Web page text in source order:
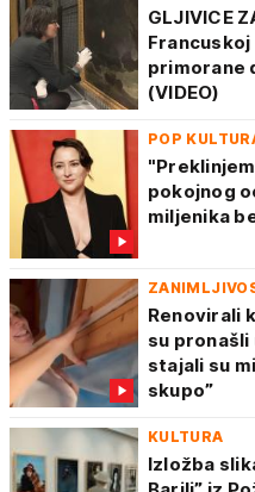
GLJIVICE
primorane
(VIDEO)
POP
pokojnog
miljenika
Renovirali
su pronašli
stajali su
skupo”
KULTURA
Izložba